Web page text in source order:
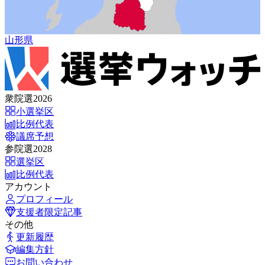
山形県
衆院選2026
小選挙区
比例代表
議席予想
参院選2028
選挙区
比例代表
アカウント
プロフィール
支援者限定記事
その他
更新履歴
編集方針
お問い合わせ